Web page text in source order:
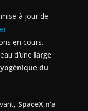
à jour de
en cours.
d’une large
du
SpaceX n’a